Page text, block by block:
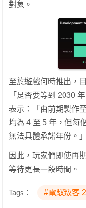
對象。
至於遊戲何時推出，
「是否要等到 2030
表示：「由前期製作
均為 4 至 5 年，但每
無法具體承諾年份。」
因此，玩家們即使再
等待更長一段時間。
Tags： #電馭叛客 2